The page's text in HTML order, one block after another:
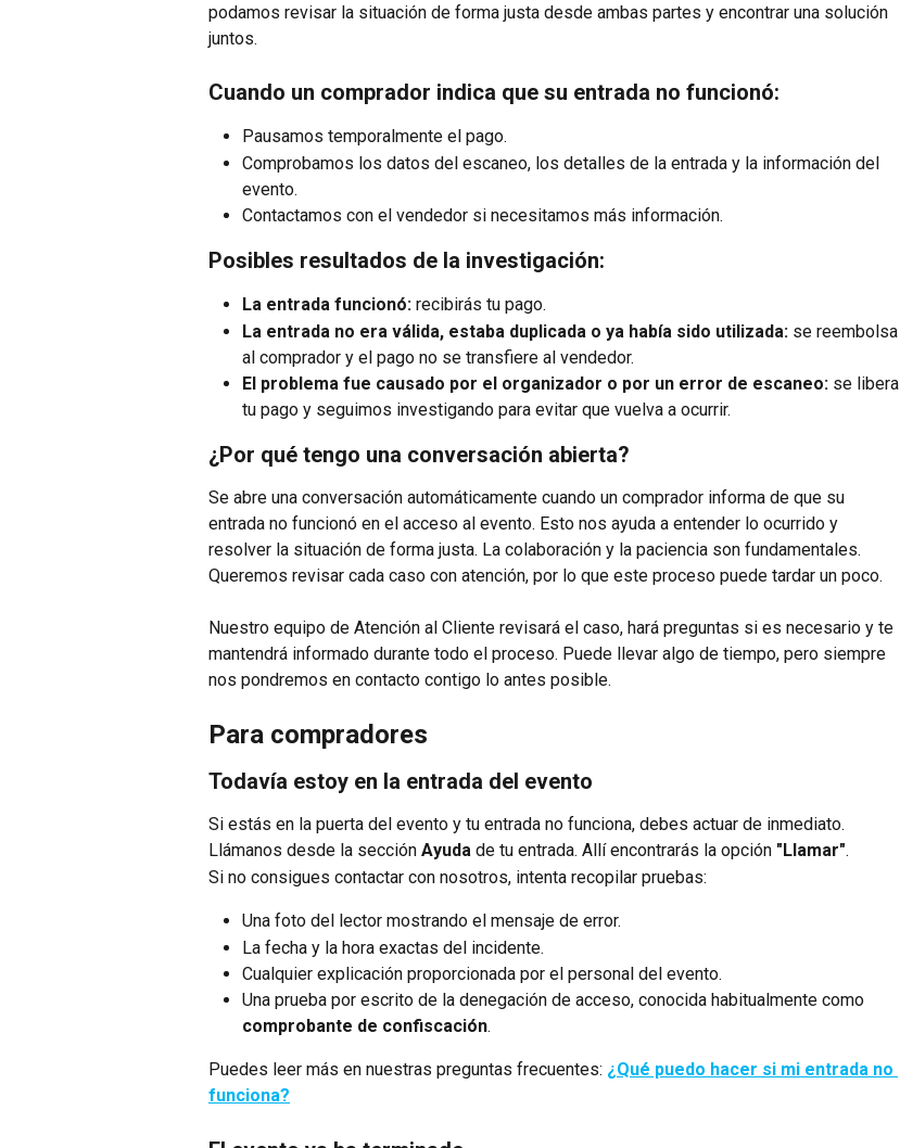
podamos revisar la situación de forma justa desde ambas partes y encontrar una solución
juntos.
Cuando un comprador indica que su entrada no funcionó:
Pausamos temporalmente el pago.
Comprobamos los datos del escaneo, los detalles de la entrada y la información del
evento.
Contactamos con el vendedor si necesitamos más información.
Posibles resultados de la investigación:
La entrada funcionó: recibirás tu pago.
La entrada no era válida, estaba duplicada o ya había sido utilizada: se reembolsa
al comprador y el pago no se transfiere al vendedor.
El problema fue causado por el organizador o por un error de escaneo: se libera
tu pago y seguimos investigando para evitar que vuelva a ocurrir.
¿Por qué tengo una conversación abierta?
Se abre una conversación automáticamente cuando un comprador informa de que su
entrada no funcionó en el acceso al evento. Esto nos ayuda a entender lo ocurrido y
resolver la situación de forma justa. La colaboración y la paciencia son fundamentales.
Queremos revisar cada caso con atención, por lo que este proceso puede tardar un poco.
Nuestro equipo de Atención al Cliente revisará el caso, hará preguntas si es necesario y te
mantendrá informado durante todo el proceso. Puede llevar algo de tiempo, pero siempre
nos pondremos en contacto contigo lo antes posible.
Para compradores
Todavía estoy en la entrada del evento
Si estás en la puerta del evento y tu entrada no funciona, debes actuar de inmediato.
Llámanos desde la sección Ayuda de tu entrada. Allí encontrarás la opción "Llamar".
Si no consigues contactar con nosotros, intenta recopilar pruebas:
Una foto del lector mostrando el mensaje de error.
La fecha y la hora exactas del incidente.
Cualquier explicación proporcionada por el personal del evento.
Una prueba por escrito de la denegación de acceso, conocida habitualmente como
comprobante de confiscación.
Puedes leer más en nuestras preguntas frecuentes: ¿Qué puedo hacer si mi entrada no
funciona?